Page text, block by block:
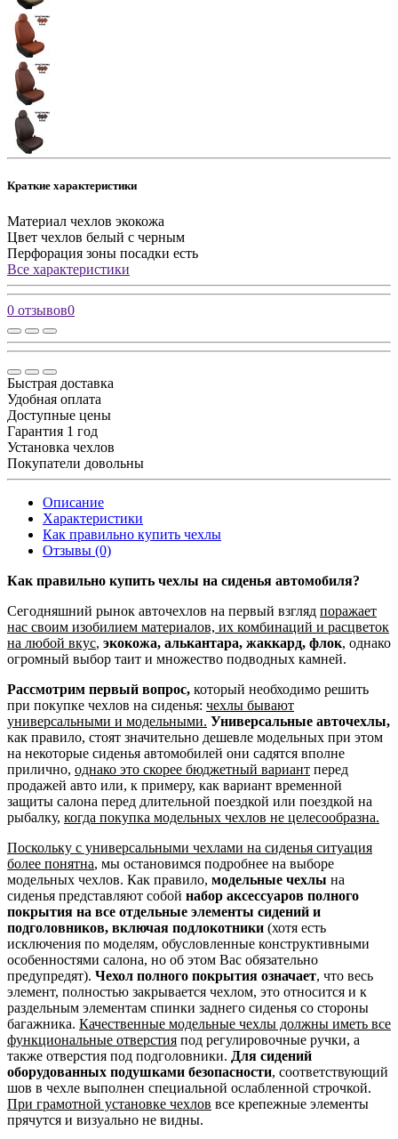
Краткие характеристики
Материал чехлов экокожа
Цвет чехлов белый с черным
Перфорация зоны посадки есть
Все характеристики
0 отзывов0
Быстрая доставка
Удобная оплата
Доступные цены
Гарантия 1 год
Установка чехлов
Покупатели довольны
Описание
Характеристики
Как правильно купить чехлы
Отзывы (0)
Как правильно купить чехлы на сиденья автомобиля?
Сегодняшний рынок авточехлов на первый взгляд поражает
нас своим изобилием материалов, их комбинаций и расцветок
на любой вкус, экокожа, алькантара, жаккард, флок, однако
огромный выбор таит и множество подводных камней.
Рассмотрим первый вопрос, который необходимо решить
при покупке чехлов на сиденья: чехлы бывают
универсальными и модельными. Универсальные авточехлы,
как правило, стоят значительно дешевле модельных при этом
на некоторые сиденья автомобилей они садятся вполне
прилично, однако это скорее бюджетный вариант перед
продажей авто или, к примеру, как вариант временной
защиты салона перед длительной поездкой или поездкой на
рыбалку, когда покупка модельных чехлов не целесообразна.
Поскольку с универсальными чехлами на сиденья ситуация
более понятна, мы остановимся подробнее на выборе
модельных чехлов. Как правило, модельные чехлы на
сиденья представляют собой набор аксессуаров полного
покрытия на все отдельные элементы сидений и
подголовников, включая подлокотники (хотя есть
исключения по моделям, обусловленные конструктивными
особенностями салона, но об этом Вас обязательно
предупредят). Чехол полного покрытия означает, что весь
элемент, полностью закрывается чехлом, это относится и к
раздельным элементам спинки заднего сиденья со стороны
багажника. Качественные модельные чехлы должны иметь все
функциональные отверстия под регулировочные ручки, а
также отверстия под подголовники. Для сидений
оборудованных подушками безопасности, соответствующий
шов в чехле выполнен специальной ослабленной строчкой.
При грамотной установке чехлов все крепежные элементы
прячутся и визуально не видны.